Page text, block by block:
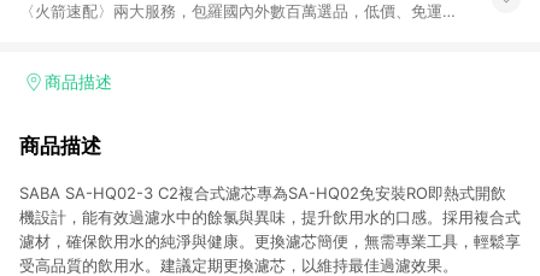
〈火箭速配〉兩大服務，包羅國內外數百萬選品，低價、免運，
加入WOW會員告別湊免運，火箭速配、火箭跨境優質選品不限金
商品描述
商品描述
SABA SA-HQ02-3 C2複合式濾芯專為SA-HQ02免安裝RO即熱式開飲
機設計，能有效過濾水中的餘氯與異味，提升飲用水的口感。採用複合式
濾材，確保飲用水的純淨與健康。更換濾芯簡便，無需專業工具，輕鬆享
受高品質的飲用水。建議定期更換濾芯，以維持最佳過濾效果。